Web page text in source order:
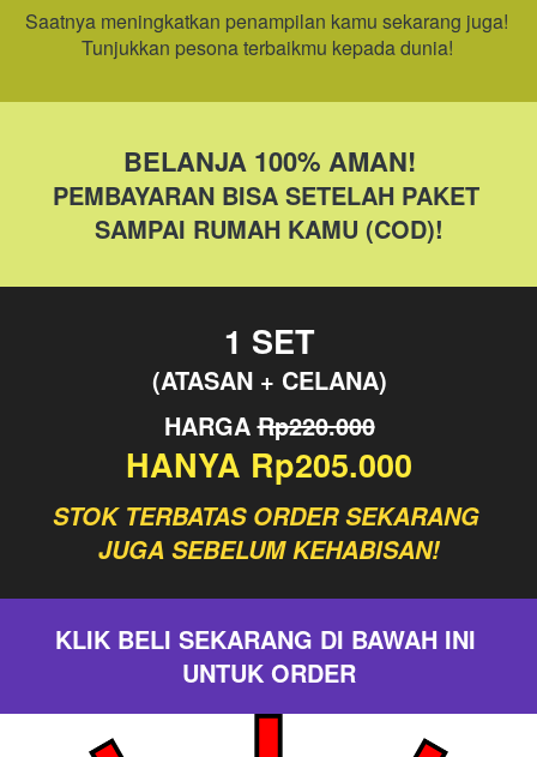
Saatnya meningkatkan penampilan kamu sekarang juga!
Tunjukkan pesona terbaikmu kepada dunia!
BELANJA 100% AMAN!
PEMBAYARAN BISA SETELAH PAKET
SAMPAI RUMAH KAMU (COD)!
1 SET
(ATASAN + CELANA)
HARGA Rp220.000
HANYA Rp205.000
STOK TERBATAS ORDER SEKARANG
JUGA SEBELUM KEHABISAN!
KLIK BELI SEKARANG DI BAWAH INI
UNTUK ORDER